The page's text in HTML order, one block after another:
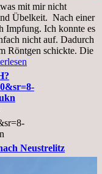
mit mir nicht
Übelkeit. Nach einer
Impfung. Ich konnte es
nicht auf. Dadurch
Röntgen schickte. Die
Neustrelitz